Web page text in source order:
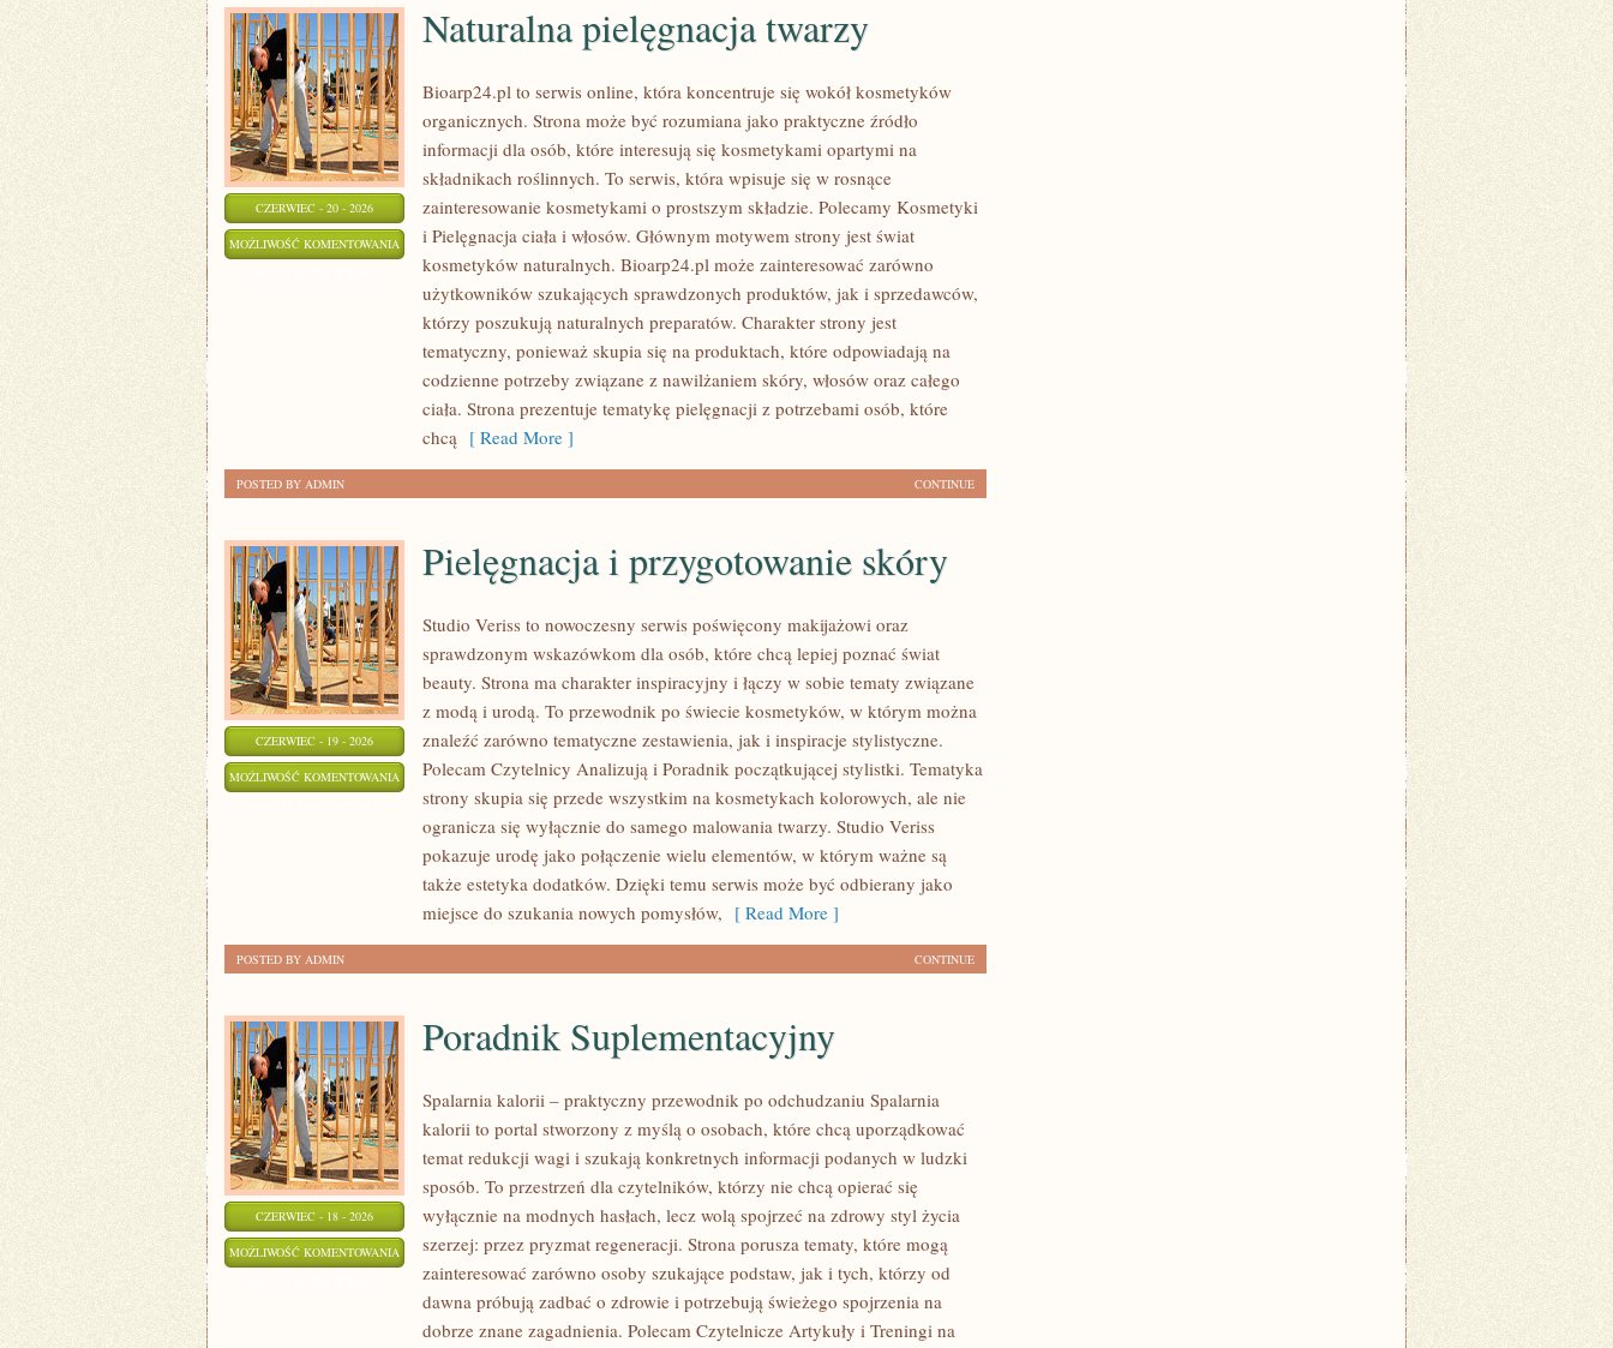
CZERWIEC - 20 - 2026
MOŻLIWOŚĆ KOMENTOWANIA NATURALNA
PIELĘGNACJA
TWARZY
Naturalna pielęgnacja twarzy
Bioarp24.pl to serwis online, która koncentruje się wokół kosmetyków
organicznych. Strona może być rozumiana jako praktyczne źródło
informacji dla osób, które interesują się kosmetykami opartymi na
składnikach roślinnych. To serwis, która wpisuje się w rosnące
zainteresowanie kosmetykami o prostszym składzie. Polecamy Kosmetyki
i Pielęgnacja ciała i włosów. Głównym motywem strony jest świat
kosmetyków naturalnych. Bioarp24.pl może zainteresować zarówno
użytkowników szukających sprawdzonych produktów, jak i sprzedawców,
którzy poszukują naturalnych preparatów. Charakter strony jest
tematyczny, ponieważ skupia się na produktach, które odpowiadają na
codzienne potrzeby związane z nawilżaniem skóry, włosów oraz całego
ciała. Strona prezentuje tematykę pielęgnacji z potrzebami osób, które
chcą [ Read More ]
CONTINUE
POSTED BY ADMIN
CZERWIEC - 19 - 2026
MOŻLIWOŚĆ KOMENTOWANIA PIELĘGNACJA
PRZYGOTOWANIE
SKÓRY
Pielęgnacja i przygotowanie skóry
Studio Veriss to nowoczesny serwis poświęcony makijażowi oraz
sprawdzonym wskazówkom dla osób, które chcą lepiej poznać świat
beauty. Strona ma charakter inspiracyjny i łączy w sobie tematy związane
z modą i urodą. To przewodnik po świecie kosmetyków, w którym można
znaleźć zarówno tematyczne zestawienia, jak i inspiracje stylistyczne.
Polecam Czytelnicy Analizują i Poradnik początkującej stylistki. Tematyka
strony skupia się przede wszystkim na kosmetykach kolorowych, ale nie
ogranicza się wyłącznie do samego malowania twarzy. Studio Veriss
pokazuje urodę jako połączenie wielu elementów, w którym ważne są
także estetyka dodatków. Dzięki temu serwis może być odbierany jako
miejsce do szukania nowych pomysłów, [ Read More ]
CONTINUE
POSTED BY ADMIN
CZERWIEC - 18 - 2026
MOŻLIWOŚĆ KOMENTOWANIA PORADNIK
SUPLEMENTACYJNY
Poradnik Suplementacyjny
Spalarnia kalorii – praktyczny przewodnik po odchudzaniu Spalarnia
kalorii to portal stworzony z myślą o osobach, które chcą uporządkować
temat redukcji wagi i szukają konkretnych informacji podanych w ludzki
sposób. To przestrzeń dla czytelników, którzy nie chcą opierać się
wyłącznie na modnych hasłach, lecz wolą spojrzeć na zdrowy styl życia
szerzej: przez pryzmat regeneracji. Strona porusza tematy, które mogą
zainteresować zarówno osoby szukające podstaw, jak i tych, którzy od
dawna próbują zadbać o zdrowie i potrzebują świeżego spojrzenia na
dobrze znane zagadnienia. Polecam Czytelnicze Artykuły i Treningi na